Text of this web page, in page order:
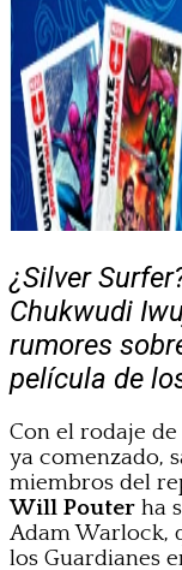
¿Silver
Chukwudi
rumores
película de
Con el rodaje de
ya comenzado,
miembros del
Will Pouter ha
Adam Warlock,
los Guardianes